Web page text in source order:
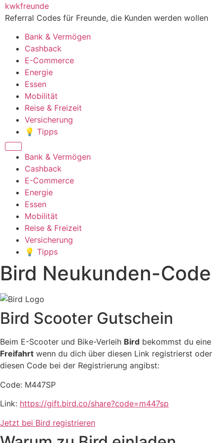
Zum
Inhalt
kwkfreunde
Referral Codes für Freunde, die Kunden werden wollen
Bank & Vermögen
Cashback
E-Commerce
Energie
Essen
Mobilität
Reise & Freizeit
Versicherung
💡 Tipps
MenüBank & Vermögen
Cashback
E-Commerce
Energie
Essen
Mobilität
Reise & Freizeit
Versicherung
💡 Tipps
Bird Neukunden-Code
Bird Scooter Gutschein
Beim E-Scooter und Bike-Verleih Bird bekommst du eine
Freifahrt wenn du dich über diesen Link registrierst oder
diesen Code bei der Registrierung angibst:
Code: M447SP
Link: https://gift.bird.co/share?code=m447sp
Jetzt bei Bird registrieren